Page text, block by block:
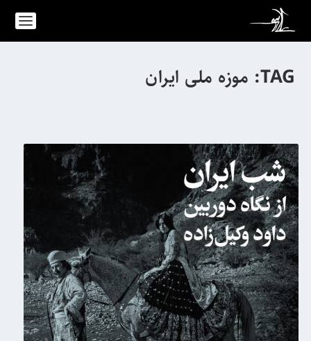
TAG: موزه ملی ایران